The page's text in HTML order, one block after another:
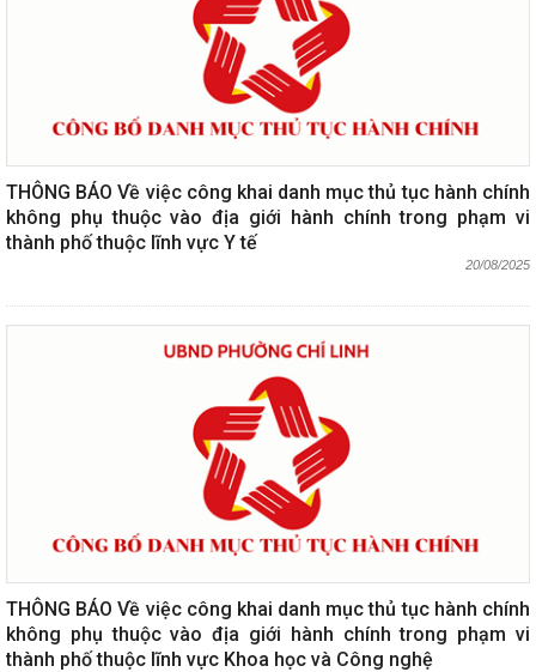
THÔNG BÁO Về việc công khai danh mục thủ tục hành chính
không phụ thuộc vào địa giới hành chính trong phạm vi
thành phố thuộc lĩnh vực Y tế
20/08/2025
THÔNG BÁO Về việc công khai danh mục thủ tục hành chính
không phụ thuộc vào địa giới hành chính trong phạm vi
thành phố thuộc lĩnh vực Khoa học và Công nghệ